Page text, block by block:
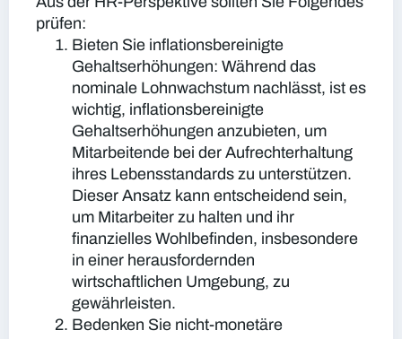
prüfen:
Bieten Sie inflationsbereinigte
Gehaltserhöhungen: Während das
nominale Lohnwachstum nachlässt, ist es
wichtig, inflationsbereinigte
Gehaltserhöhungen anzubieten, um
Mitarbeitende bei der Aufrechterhaltung
ihres Lebensstandards zu unterstützen.
Dieser Ansatz kann entscheidend sein,
um Mitarbeiter zu halten und ihr
finanzielles Wohlbefinden, insbesondere
in einer herausfordernden
wirtschaftlichen Umgebung, zu
gewährleisten.
Bedenken Sie nicht-monetäre